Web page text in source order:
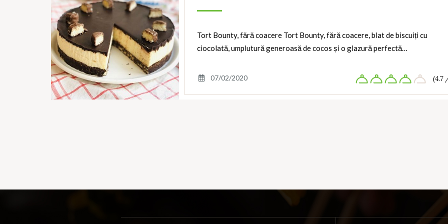
Tort Bounty, fără coacere Tort Bounty, fără coacere, blat de biscuiți cu
ciocolată, umplutură generoasă de cocos și o glazură perfectă…
07/02/2020 (4.7